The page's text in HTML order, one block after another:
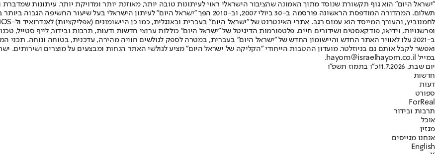
"ישראל היום" הוא גוף תקשורת שנוסד מתוך האמונה שהציבור הישראלי ראוי לעיתונות טובה יותר, מאוזנת יותר ומדויקת יותר. עיתונות שמדברת
תשלום. המהדורה המודפסת הראשונה פורסמה ב-30 ביולי 2007, וב-2010 הפך "ישראל היום" לעיתון
ופרשנויות, וידיאו, פודקאסטים ושידורים חיים. פלטפורמות הדיגיטל של "ישראל היום" כוללות ערוצי חדשות ודעות, תרבות ובידור, לייף סטייל,
ב-2021 עלו לאוויר האתר החדש והיישומון החדש של "ישראל היום" בעברית, במטרה לספק לגולשים חוויה מהירה, עדכנית, בטוחה ונוחה.
ואפשר לקבל אותם גם בניוזלטר. מועדון ההטבות הייחודי "הקליקה של ישראל היום" מציע לגולשי האתר הנחות ומבצעים על מוצרים ושירותים.
במייל hayom@israelhayom.co.il.
יום שבת, 11.7.2026
כ"ו בתמוז תשפ"ו
חדשות
דעות
ספורט
ForReal
תרבות ובידור
אוכל
מגזין
אנחנו מגייסים
English